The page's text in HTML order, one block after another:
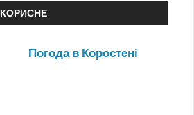
КОРИСНЕ
Погода в Коростені